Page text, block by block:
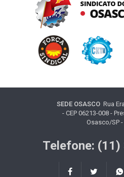
SEDE OSASCORua
- CEP 06213-008 -
Osasco/SP -
Telefone: